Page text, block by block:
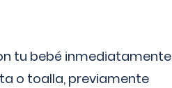
tu bebé inmediatamente
o toalla, previamente